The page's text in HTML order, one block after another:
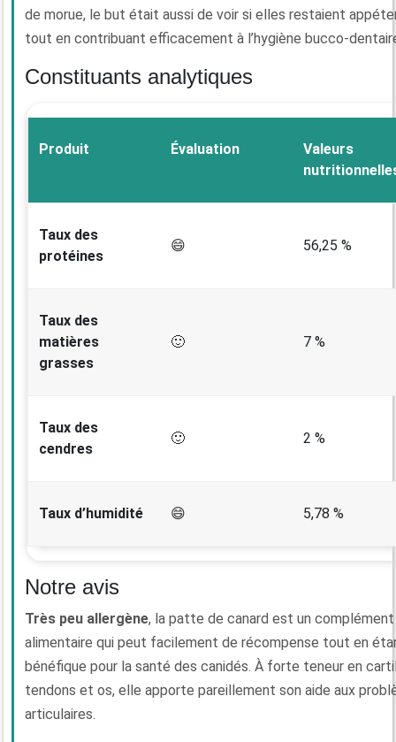
de morue, le but était aussi de voir si elles restaient
tout en contribuant efficacement à l’hygiène bucco-
Constituants analytiques
Produit Évaluation
Valeurs
Taux des
protéines
😄 56,25 %
Taux des
matières
grasses
🙂 7 %
Taux des
cendres
🙂 2 %
Taux d’humidité 😄 5,78 %
Notre avis
Très peu allergène, la patte de canard est un complément
alimentaire qui peut facilement de récompense tout en
bénéfique pour la santé des canidés. À forte teneur en
tendons et os, elle apporte pareillement son aide aux
articulaires.